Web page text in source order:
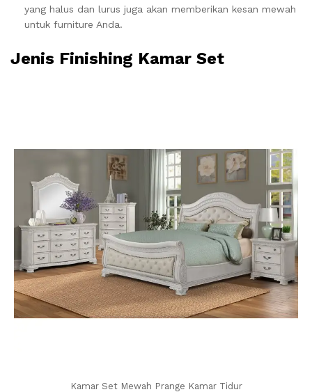
yang halus dan lurus juga akan memberikan kesan mewah
untuk furniture Anda.
Jenis Finishing Kamar Set
Kamar Set Mewah Prange Kamar Tidur